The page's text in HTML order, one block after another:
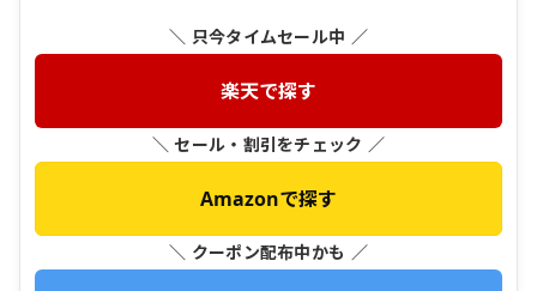
＼ 只今タイムセール中 ／
楽天で探す
＼ セール・割引をチェック ／
Amazonで探す
＼ クーポン配布中かも ／